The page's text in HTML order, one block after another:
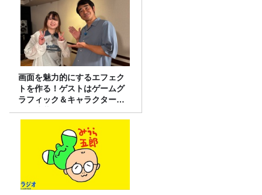
画面を魅力的にするエフェク
トを作る！ゲストはゲームグ
ラフィック＆キャラクター専
攻の遠藤里桜さん！